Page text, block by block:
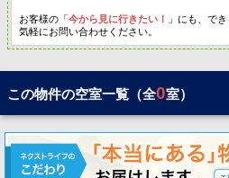
お客様の「今から見に行きたい！
」にも、で
気軽にお問い合わせください。
この物件の空室一覧（全0室）